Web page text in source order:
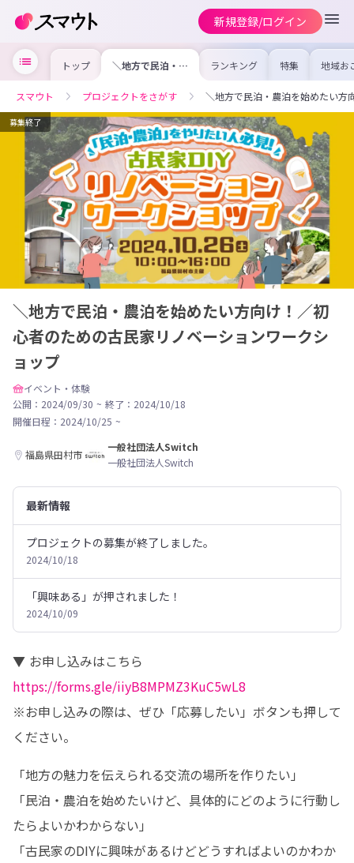
新規登録/ログイン
トップ ＼地方で民泊・農
泊を始めたい方向
めの古民家リノベ
ーションワークシ
ョップ
ランキング 特集 地域お
の求
を集め
事内容
を比較
合った
スマウト プロジェクトをさがす ＼地方で民泊・農泊を始めたい方
募集終了
＼地方で民泊・農泊を始めたい方向け！／初
心者のための古民家リノベーションワークシ
ョップ
イベント・体験
公開：2024/09/30 ~ 終了：2024/10/18
開催日程： 2024/10/25 ~
福島県田村市
一般社団法人Switch
一般社団法人Switch
最新情報
プロジェクトの募集が終了しました。
2024/10/18
「興味ある」が押されました！
2024/10/09
https://forms.gle/iiyB8MPMZ3KuC5wL8
※お申し込みの際は、ぜひ「応募したい」ボタンも押して
ください。
「地方の魅力を伝えられる交流の場所を作りたい」
「民泊・農泊を始めたいけど、具体的にどのように行動し
たらよいかわからない」
「古民家のDIYに興味があるけどどうすればよいのかわか